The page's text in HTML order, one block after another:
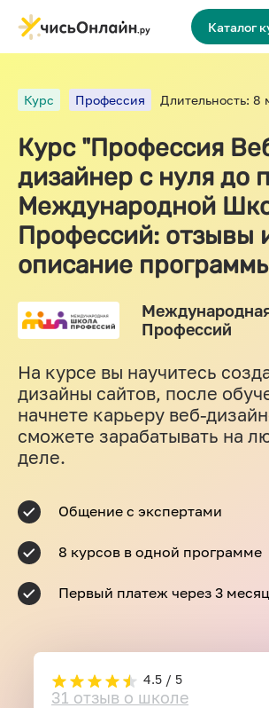
Каталог
Курс Профессия Длительность: 8
Курс "Профессия
дизайнер с нуля до
Международной
Профессий: отзывы
описание
Профессий
На курсе вы научитесь
дизайны сайтов, после
начнете карьеру веб-
сможете зарабатывать на
деле.
Общение с экспертами
8 курсов в одной программе
Первый платеж через 3
4.5 / 5
31 отзыв о школе